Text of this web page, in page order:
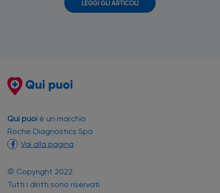
LEGGI GLI ARTICOLI
Qui puoi è un marchio
Roche Diagnostics Spa
Vai alla pagina
© Copyright 2022
Tutti i diritti sono riservati